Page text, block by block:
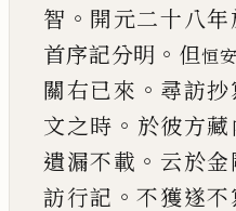
智 。 開元二十八
首序記分明 。 但恒安
關右已來 。 尋訪
文之時 。 於彼方
遺漏不載 。 云於
訪行記 。不獲遂不